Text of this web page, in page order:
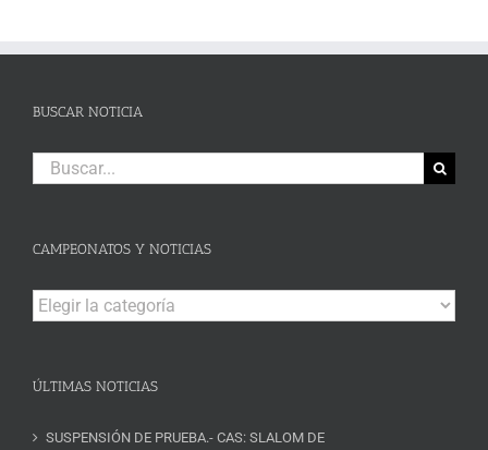
BUSCAR NOTICIA
Buscar:
CAMPEONATOS Y NOTICIAS
Campeonatos
y
ÚLTIMAS NOTICIAS
SUSPENSIÓN DE PRUEBA.- CAS: SLALOM DE